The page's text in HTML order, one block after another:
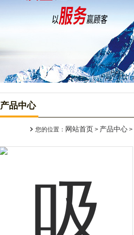
产品中心
您的位置： 网站首页 > 产品中心 >